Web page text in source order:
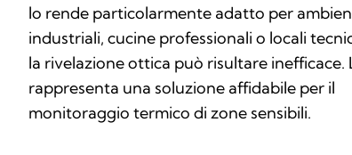
lo rende particolarmente adatto per
industriali, cucine professionali o locali
la rivelazione ottica può risultare inefficace.
rappresenta una soluzione affidabile per il
monitoraggio termico di zone sensibili.